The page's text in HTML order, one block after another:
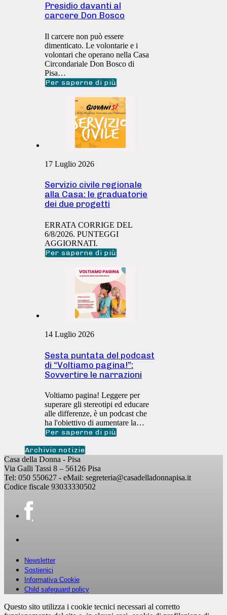
Presidio davanti al
carcere Don Bosco
Il carcere non può essere
dimenticato. Le volontarie e i
volontari che operano nella Casa
Circondariale Don Bosco di
Pisa…
Per saperne di più
17 Luglio 2026
Servizio civile regionale
alla Casa: le graduatorie
dei due progetti
ERRATA CORRIGE DEL
6/8/2026. PUNTEGGI
AGGIORNATI.
Per saperne di più
14 Luglio 2026
Sesta puntata del podcast
di “Voltiamo pagina!”:
Sovvertire le narrazioni
Voltiamo pagina! Leggere per
superare gli stereotipi ed educare
alle differenze, è un podcast che
ha l'obiettivo di aumentare la…
Per saperne di più
Archivio notizie
Casa della Donna - Pisa
Via Galli Tassi 8 – 56126 Pisa
Tel: 050 550627 - eMail: segreteria@casadelladonnapisa.it
Codice fiscale 93033330502
Newsletter
Sostienici
Informativa Cookie
Child safeguard policy
Questo sito utilizza i cookie tecnici necessari al corretto